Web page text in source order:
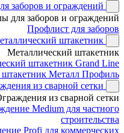
заборов и ограждений
для заборов и ограждений
Профлист для заборов
штакетник
Металлический штакетник
штакетник Grand Line
Металл Профиль
из сварной сетки
из сварной сетки
Medium для частного
строительства
Profi для коммерческих